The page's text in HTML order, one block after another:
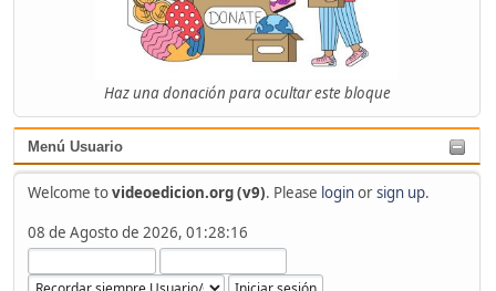
Haz una donación para ocultar este bloque
Menú Usuario
Welcome tovideoedicion.org (v9). Please loginorsign up.
08 de Agosto de 2026, 01:28:16